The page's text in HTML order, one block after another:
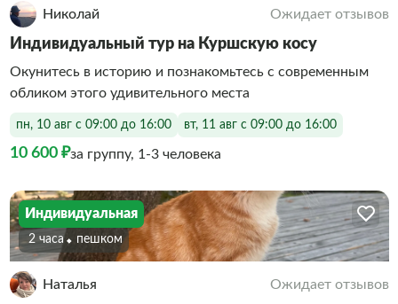
Николай Ожидает отзывов
Индивидуальный тур на Куршскую косу
Окунитесь в историю и познакомьтесь с современным
обликом этого удивительного места
пн, 10 авг с 09:00 до 16:00 вт, 11 авг с 09:00 до 16:00
10 600 ₽за группу, 1-3 человека
Индивидуальная
2 часа Пешком
Наталья Ожидает отзывов